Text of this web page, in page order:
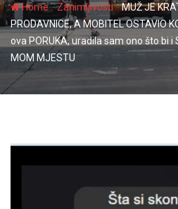
Home-Zanimljivosti-MUŽ JE
PRODAVNICE, A MOBITEL OSTAVIO
ova PORUKA, uradila sam ono što bi i
MOM MJESTU